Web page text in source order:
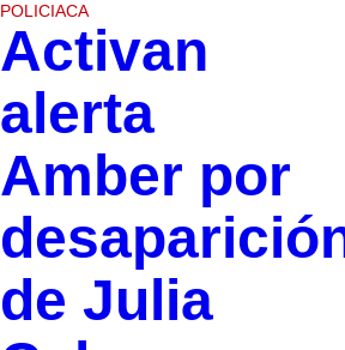
POLICIACA
Activan
alerta
Amber por
de Julia